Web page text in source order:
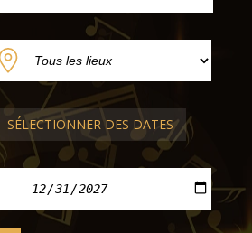
SÉLECTIONNER DES DATES
PRAGUE
lun. 07 sept. 2026 - dim. 08 nov. 2026